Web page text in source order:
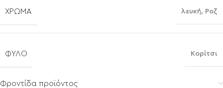
ΧΡΏΜΑ λευκή, Ρoζ
ΦΎΛΟ Κορίτσι
Φροντίδα προϊόντος